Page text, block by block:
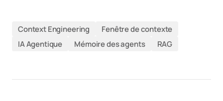
Context Engineering
Fenêtre de contexte
IA Agentique
Mémoire des agents RAG